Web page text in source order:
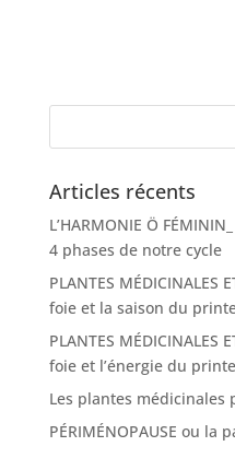
Articles récents
L’HARMONIE Ö
4 phases de notre cycle
PLANTES MÉDICINALES
foie et la saison du
PLANTES MÉDICINALES
foie et l’énergie du
Les plantes
PÉRIMÉNOPAUSE ou la